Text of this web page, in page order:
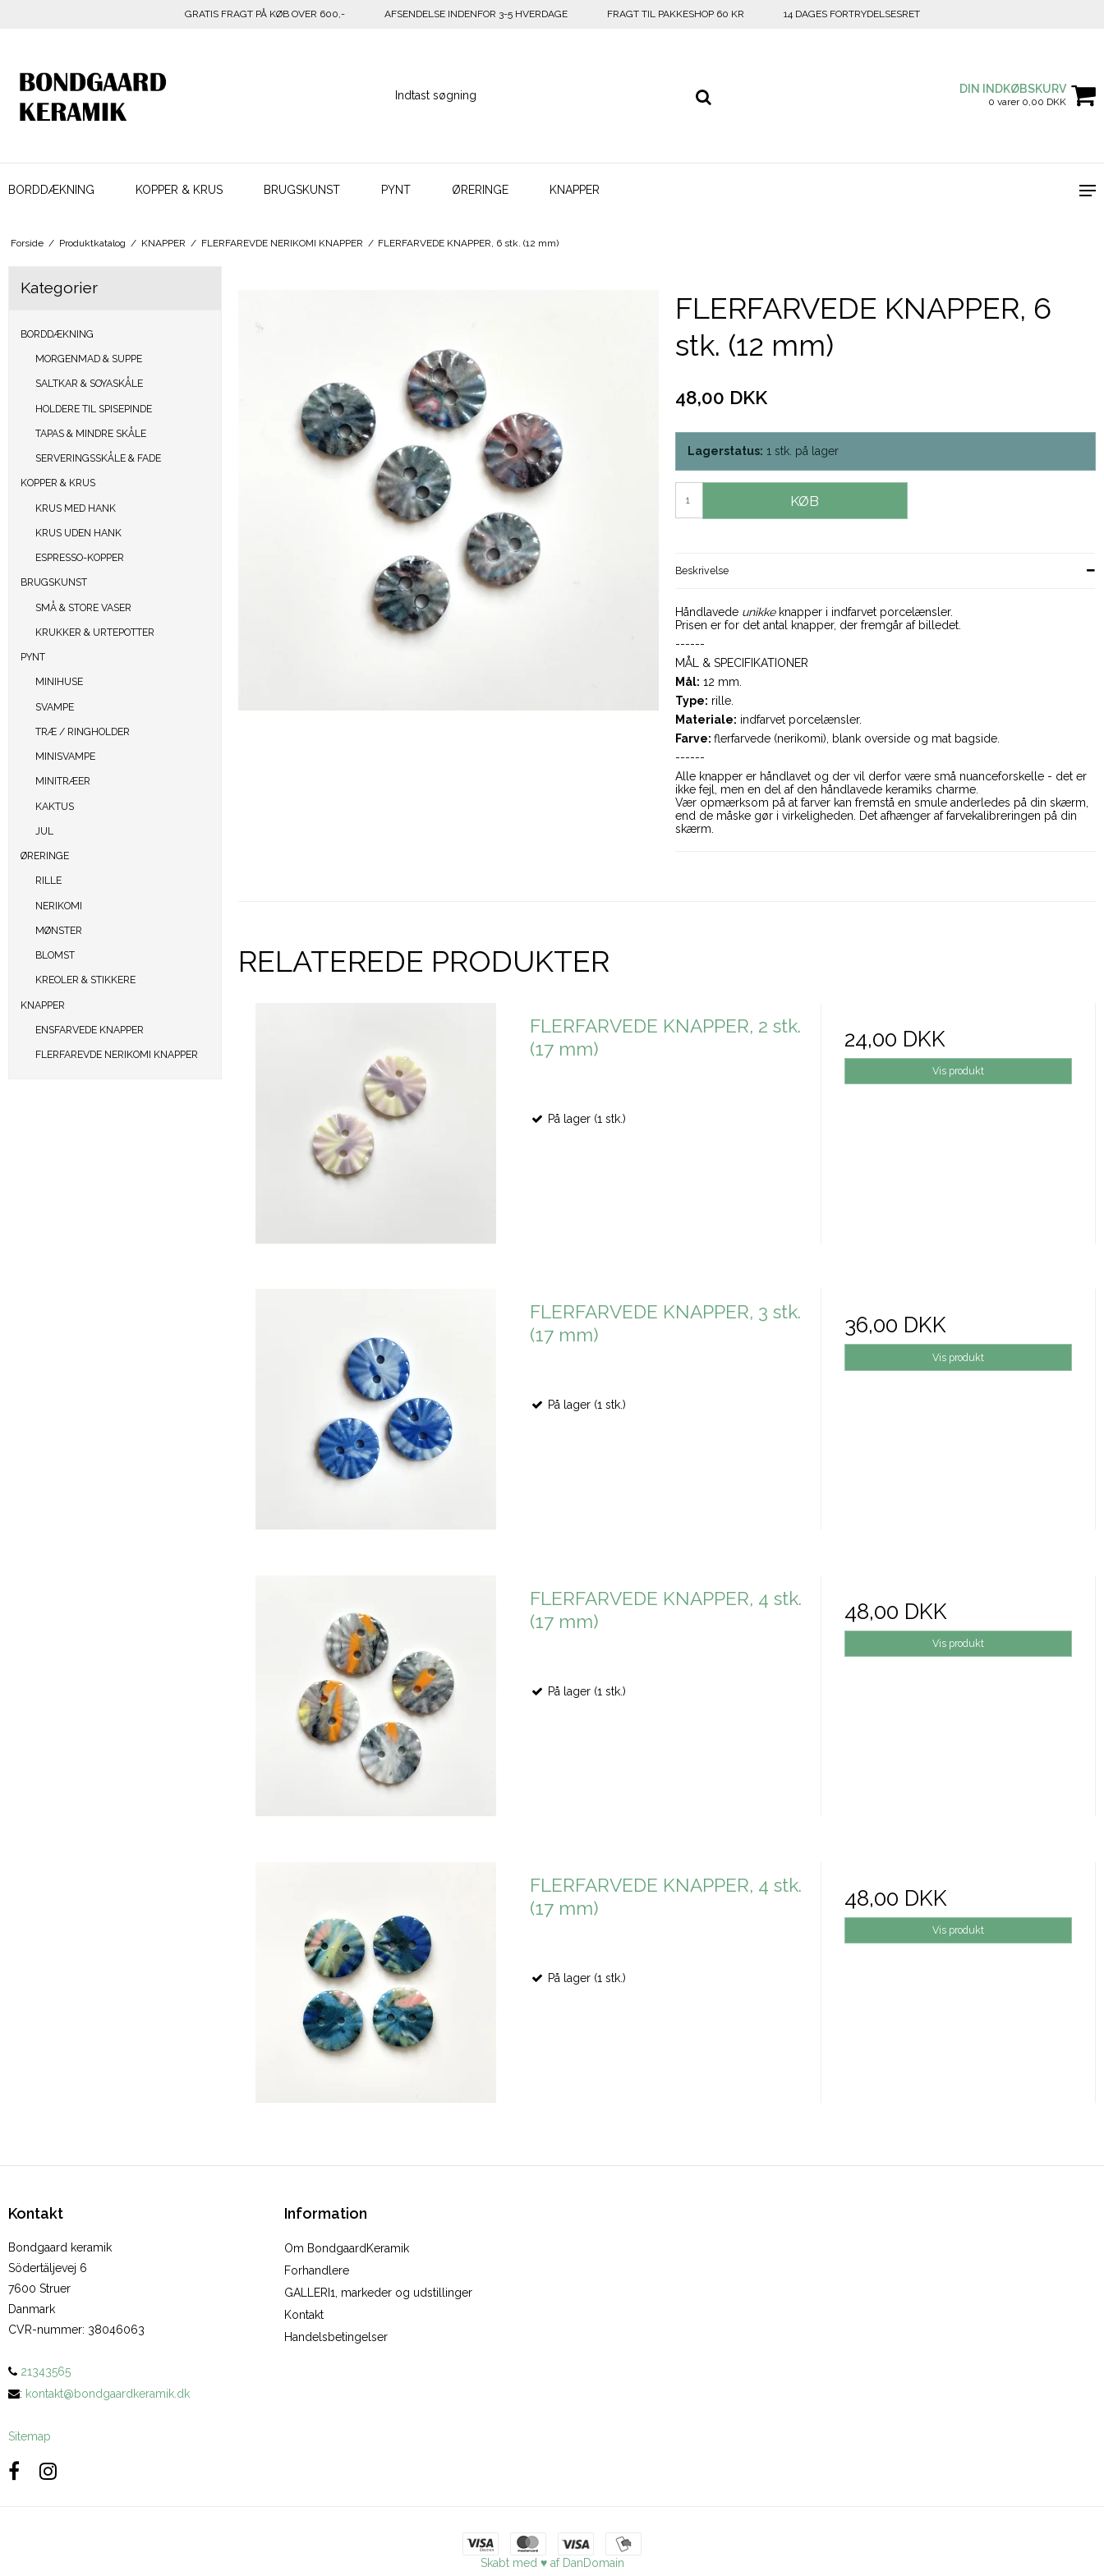
GRATIS FRAGT PÅ KØB OVER 600,- AFSENDELSE INDENFOR 3-5 HVERDAGE FRAGT TIL PAKKESHOP 60 KR 14 DAGES FORTRYDELSESRET
DIN INDKØBSKURV
0 varer 0,00 DKK
BORDDÆKNING KOPPER & KRUS BRUGSKUNST PYNT ØRERINGE KNAPPER
Forside / Produktkatalog / KNAPPER / FLERFAREVDE NERIKOMI KNAPPER / FLERFARVEDE KNAPPER, 6 stk. (12 mm)
Kategorier
BORDDÆKNING
MORGENMAD & SUPPE
SALTKAR & SOYASKÅLE
HOLDERE TIL SPISEPINDE
TAPAS & MINDRE SKÅLE
SERVERINGSSKÅLE & FADE
KOPPER & KRUS
KRUS MED HANK
KRUS UDEN HANK
ESPRESSO-KOPPER
BRUGSKUNST
SMÅ & STORE VASER
KRUKKER & URTEPOTTER
PYNT
MINIHUSE
SVAMPE
TRÆ / RINGHOLDER
MINISVAMPE
MINITRÆER
KAKTUS
JUL
ØRERINGE
RILLE
NERIKOMI
MØNSTER
BLOMST
KREOLER & STIKKERE
KNAPPER
ENSFARVEDE KNAPPER
FLERFAREVDE NERIKOMI KNAPPER
FLERFARVEDE KNAPPER, 6
stk. (12 mm)
48,00 DKK
Lagerstatus: 1 stk. på lager
KØB
Beskrivelse
Håndlavede unikke knapper i indfarvet porcelænsler.
Prisen er for det antal knapper, der fremgår af billedet.
------
MÅL & SPECIFIKATIONER
Mål: 12 mm.
Type: rille.
Materiale: indfarvet porcelænsler.
Farve: flerfarvede (nerikomi), blank overside og mat bagside.
------
Alle knapper er håndlavet og der vil derfor være små nuanceforskelle - det er
ikke fejl, men en del af den håndlavede keramiks charme.
Vær opmærksom på at farver kan fremstå en smule anderledes på din skærm,
end de måske gør i virkeligheden. Det afhænger af farvekalibreringen på din
skærm.
RELATEREDE PRODUKTER
FLERFARVEDE KNAPPER, 2 stk.
(17 mm)
På lager (1 stk.)
24,00 DKK
Vis produkt
FLERFARVEDE KNAPPER, 3 stk.
(17 mm)
På lager (1 stk.)
36,00 DKK
Vis produkt
FLERFARVEDE KNAPPER, 4 stk.
(17 mm)
På lager (1 stk.)
48,00 DKK
Vis produkt
FLERFARVEDE KNAPPER, 4 stk.
(17 mm)
På lager (1 stk.)
48,00 DKK
Vis produkt
Kontakt
Bondgaard keramik
Södertäljevej 6
7600 Struer
Danmark
CVR-nummer: 38046063
21343565
: kontakt@bondgaardkeramik.dk
Sitemap
Information
Om BondgaardKeramik
Forhandlere
GALLERI1, markeder og udstillinger
Kontakt
Handelsbetingelser
Skabt med ♥ af DanDomain